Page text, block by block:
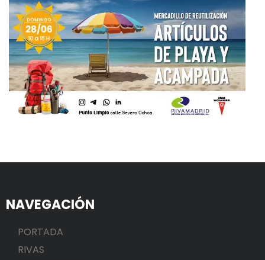
NAVEGACIÓN
PORTADA
RIVAS